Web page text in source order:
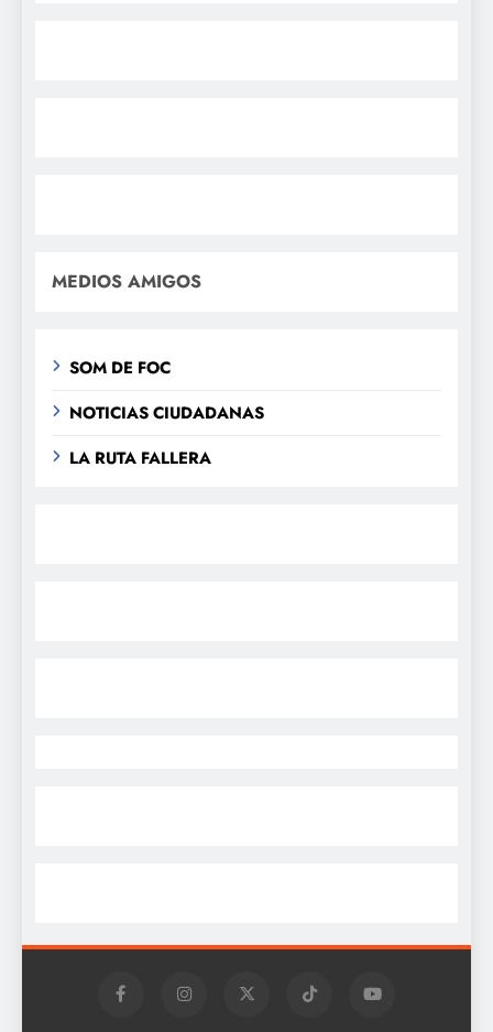
MEDIOS AMIGOS
SOM DE FOC
NOTICIAS CIUDADANAS
LA RUTA FALLERA